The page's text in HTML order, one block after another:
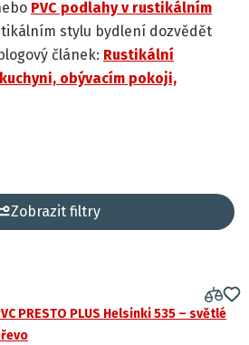
PVC podlahy v rustikálním
stylu bydlení dozvědět
článek: Rustikální
obývacím pokoji,
Zobrazit filtry
PRESTO PLUS Helsinki 535 – světlé